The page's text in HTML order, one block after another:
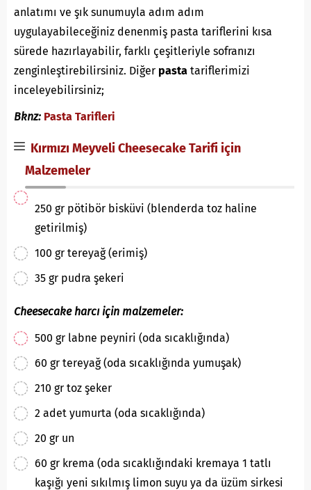
anlatımı ve şık sunumuyla adım adım
uygulayabileceğiniz denenmiş pasta tariflerini kısa
sürede hazırlayabilir, farklı çeşitleriyle sofranızı
zenginleştirebilirsiniz. Diğer pasta tariflerimizi
inceleyebilirsiniz;
Bknz: Pasta Tarifleri
Kırmızı Meyveli Cheesecake Tarifi için
Malzemeler
250 gr pötibör bisküvi (blenderda toz haline
getirilmiş)
100 gr tereyağ (erimiş)
35 gr pudra şekeri
Cheesecake harcı için malzemeler:
500 gr labne peyniri (oda sıcaklığında)
60 gr tereyağ (oda sıcaklığında yumuşak)
210 gr toz şeker
2 adet yumurta (oda sıcaklığında)
20 gr un
60 gr krema (oda sıcaklığındaki kremaya 1 tatlı
kaşığı yeni sıkılmış limon suyu ya da üzüm sirkesi